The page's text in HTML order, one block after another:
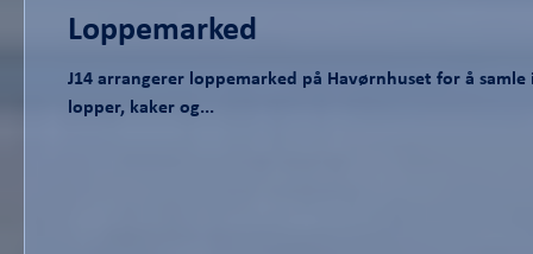
Loppemarked
J14 arrangerer loppemarked på Havørnhuset for å
lopper, kaker og...